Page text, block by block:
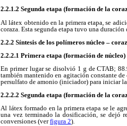
2.2.1.2 Segunda etapa (formación de la
Al látex obtenido en la primera etapa, se
coraza. Esta segunda etapa tuvo una duración
2.2.2 Síntesis de los polímeros núcleo –
2.2.2.1 Primera etapa (formación de núcleo)
En primer lugar se disolvió 1 g de CTAB;
también mantenido en agitación constante
persulfato de amonio (iniciador) para iniciar
2.2.2.2 Segunda etapa (formación de la
Al látex formado en la primera etapa se le
una vez terminado la dosificación, se dejó
conversiones (verfigura 2).